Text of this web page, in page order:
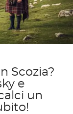
Scozia?
e
un